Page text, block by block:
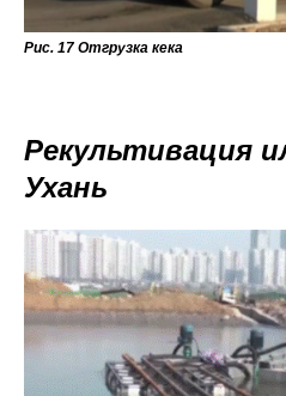
Рис. 17 Отгрузка кека
Рекультивация
Ухань